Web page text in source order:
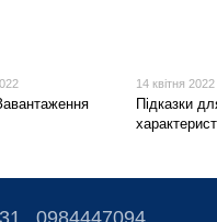
14 квітня 2022
Підказки